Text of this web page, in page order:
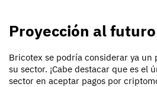
Proyección al futuro
Bricotex se podría considerar ya un
su sector. ¡Cabe destacar que es el
sector en aceptar pagos por